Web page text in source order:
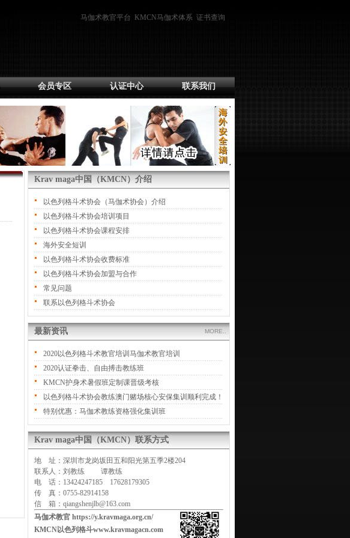
马伽术教官平台 KMCN马伽术体系 证书查询
会员专区 认证中心 联系我们
Krav maga中国（KMCN）介绍
以色列格斗术协会（马伽术协会）介绍
以色列格斗术协会培训项目
以色列格斗术协会课程安排
海外安全短训
以色列格斗术协会收费标准
以色列格斗术协会加盟与合作
常见问题
联系以色列格斗术协会
最新资讯 MORE..
2020以色列格斗术教官培训马伽术教官培训
2020认证拳击、自由搏击教练班
KMCN护身术暑假班定制课晋级考核
以色列格斗术协会教练澳门赌场核心安保集训顺利完成！
特别优惠：马伽术教练资格强化集训班
Krav maga中国（KMCN）联系方式
地 址：深圳市龙岗坂田五和阳光第五季2楼204
联系人：刘教练 谭教练
电 话：13424247185 17628179305
传 真：0755-82914158
信 箱：qiangshenjlb@163.com
马伽术教官 https://y.kravmaga.org.cn/
KMCN以色列格斗www.kravmagacn.com